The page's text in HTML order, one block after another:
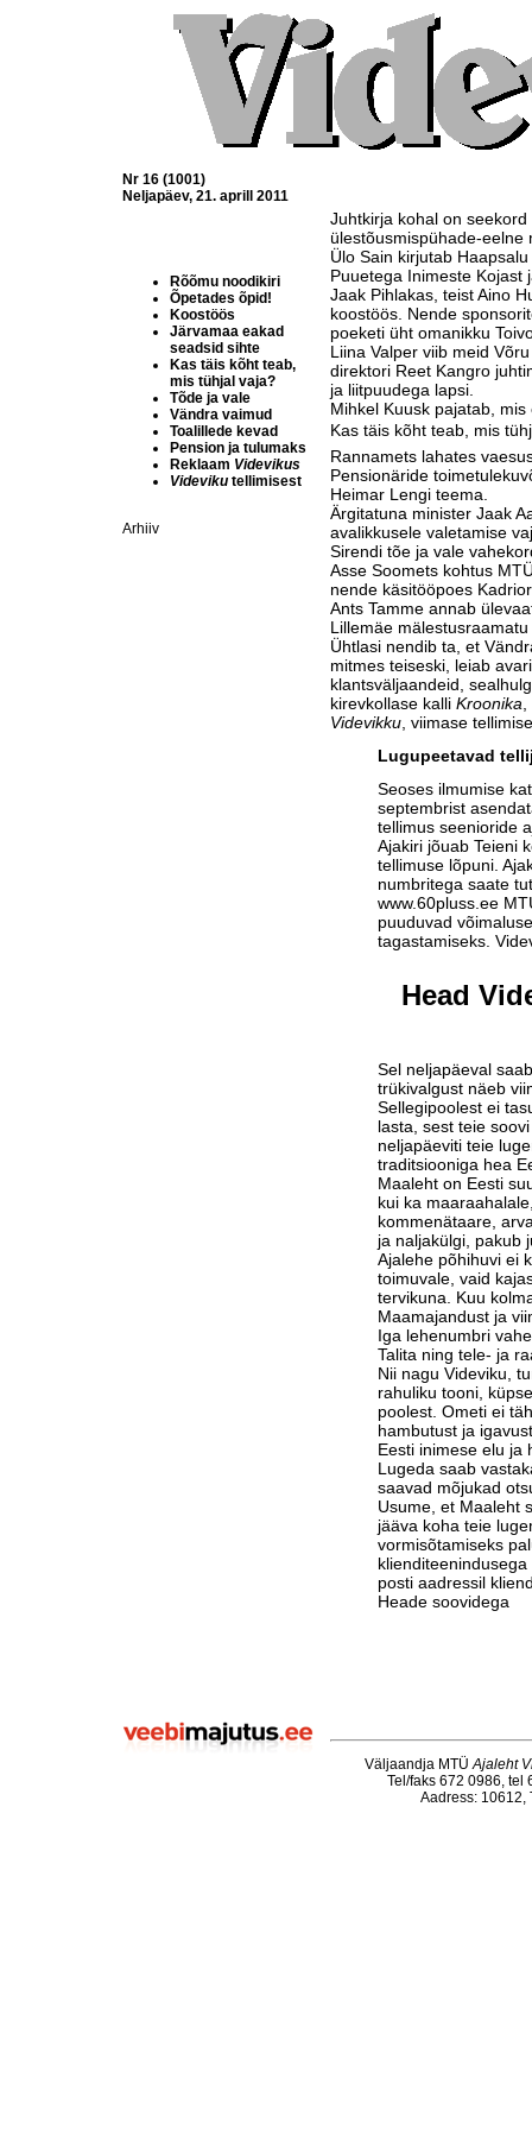
Nr 16 (1001)
Neljapäev, 21. aprill 2011
Rõõmu noodikiri
Õpetades õpid!
Koostöös
Järvamaa eakad
seadsid sihte
Kas täis kõht teab,
mis tühjal vaja?
Tõde ja vale
Vändra vaimud
Toalillede kevad
Pension ja tulumaks
Reklaam Videvikus
Videviku tellimisest
Arhiiv
Juhtkirja kohal on
ülestõusmispühade-eelne
Ülo Sain kirjutab
Puuetega Inimeste Kojast
Jaak Pihlakas, teist Aino
koostöös. Nende
poeketi üht omanikku
Liina Valper viib meid
direktori Reet Kangro
ja liitpuudega lapsi.
Mihkel Kuusk pajatab,
Kas täis kõht teab, mis
Rannamets lahates
Pensionäride
Heimar Lengi teema.
Ärgitatuna minister Jaak
avalikkusele valetamise
Sirendi tõe ja vale
Asse Soomets kohtus
nende käsitööpoes
Ants Tamme annab
Lillemäe
Ühtlasi nendib ta, et
mitmes teiseski, leiab
klantsväljaandeid,
kirevkollase kalli Kroonika
Videvikku , viimase
Lugupeetavad
Seoses ilmumise
septembrist
tellimus seenioride
Ajakiri jõuab Teieni
tellimuse lõpuni.
numbritega saate
www.60pluss.ee
puuduvad
tagastamiseks.
Head
Sel neljapäeval
trükivalgust näeb
Sellegipoolest ei
lasta, sest teie
neljapäeviti teie
traditsiooniga hea
Maaleht on Eesti
kui ka
kommenätaare,
ja naljakülgi, pakub
Ajalehe põhihuvi ei
toimuvale, vaid
tervikuna. Kuu
Maamajandust ja
Iga lehenumbri
Talita ning tele- ja
Nii nagu Videviku,
rahuliku tooni,
poolest. Ometi ei
hambutust ja
Eesti inimese elu ja
Lugeda saab
saavad mõjukad
Usume, et Maaleht
jääva koha teie
vormisõtamiseks
posti aadressil
Heade soovidega
Väljaandja MTÜAjaleht
Tel/faks 672 0986, tel
Aadress: 10612,